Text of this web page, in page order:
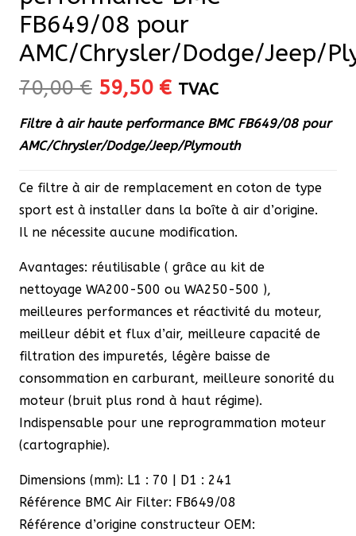
FB649/08 pour
AMC/Chrysler/Dodge/Jeep/
70,00€ Le
initial
était :
59,50 €Le
actuel
est :
TVAC
Filtre à air haute performance BMC FB649/08 pour
AMC/Chrysler/Dodge/Jeep/Plymouth
Ce filtre à air de remplacement en coton de type
sport est à installer dans la boîte à air d’origine.
Il ne nécessite aucune modification.
Avantages: réutilisable ( grâce au kit de
nettoyage WA200-500 ou WA250-500 ),
meilleures performances et réactivité du moteur,
meilleur débit et flux d’air, meilleure capacité de
filtration des impuretés, légère baisse de
consommation en carburant, meilleure sonorité du
moteur (bruit plus rond à haut régime).
Indispensable pour une reprogrammation moteur
(cartographie).
Dimensions (mm): L1 : 70 | D1 : 241
Référence BMC Air Filter: FB649/08
Référence d’origine constructeur OEM: